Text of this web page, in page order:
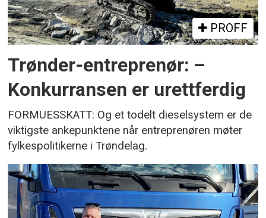
PROFF
Trønder-entreprenør: –
Konkurransen er urettferdig
FORMUESSKATT: Og et todelt dieselsystem er de
viktigste ankepunktene når entreprenøren møter
fylkespolitikerne i Trøndelag.